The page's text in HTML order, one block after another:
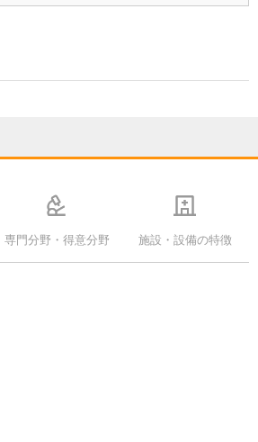
専門分野・得意分野 施設・設備の特徴